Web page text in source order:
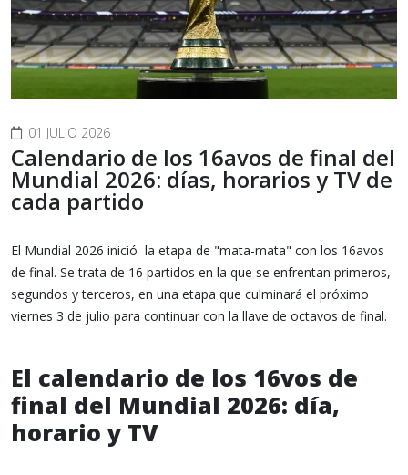
01 JULIO 2026
Calendario de los 16avos de final del
Mundial 2026: días, horarios y TV de
cada partido
El Mundial 2026 inició la etapa de "mata-mata" con los 16avos
de final. Se trata de 16 partidos en la que se enfrentan primeros,
segundos y terceros, en una etapa que culminará el próximo
viernes 3 de julio para continuar con la llave de octavos de final.
El calendario de los 16vos de
final del Mundial 2026: día,
horario y TV